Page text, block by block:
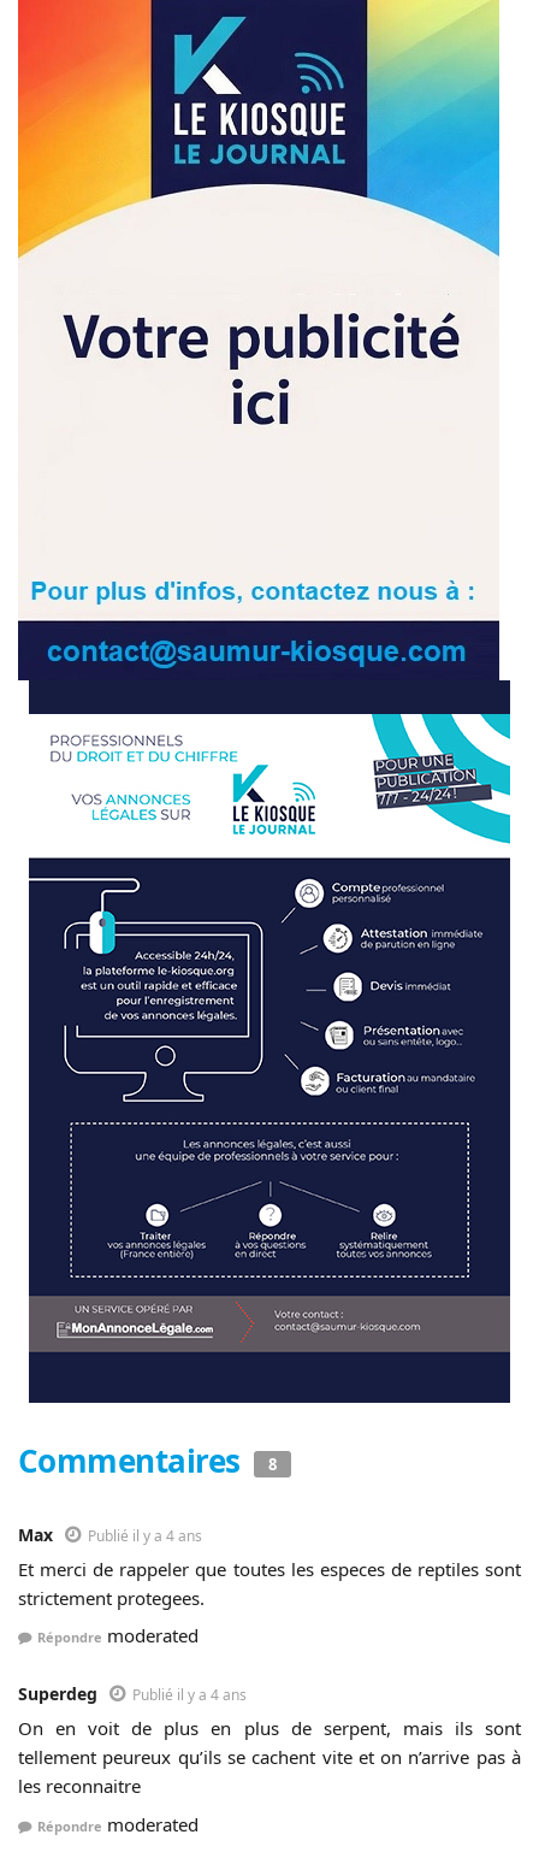
Commentaires 8
Max Publié il y a 4 ans
Et merci de rappeler que toutes les especes de reptiles sont
strictement protegees.
Répondre moderated
Superdeg Publié il y a 4 ans
On en voit de plus en plus de serpent, mais ils sont
tellement peureux qu’ils se cachent vite et on n’arrive pas à
les reconnaitre
Répondre moderated